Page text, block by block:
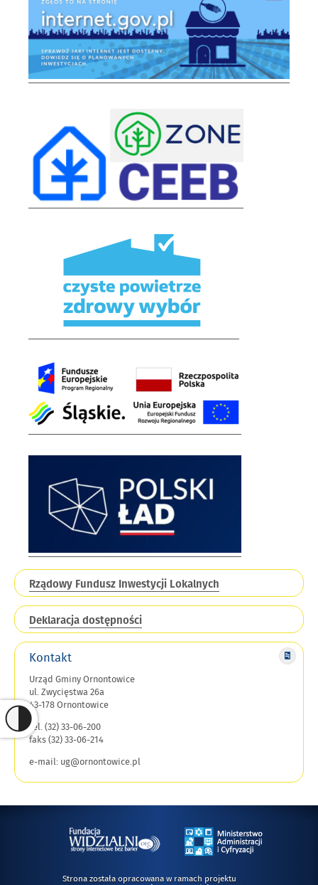
Rządowy Fundusz Inwestycji Lokalnych
Deklaracja dostępności
Kontakt
Urząd Gminy Ornontowice
ul. Zwycięstwa 26a
43-178 Ornontowice
tel. (32) 33-06-200
faks (32) 33-06-214
e-mail: ug@ornontowice.pl
Strona została opracowana w ramach projektu